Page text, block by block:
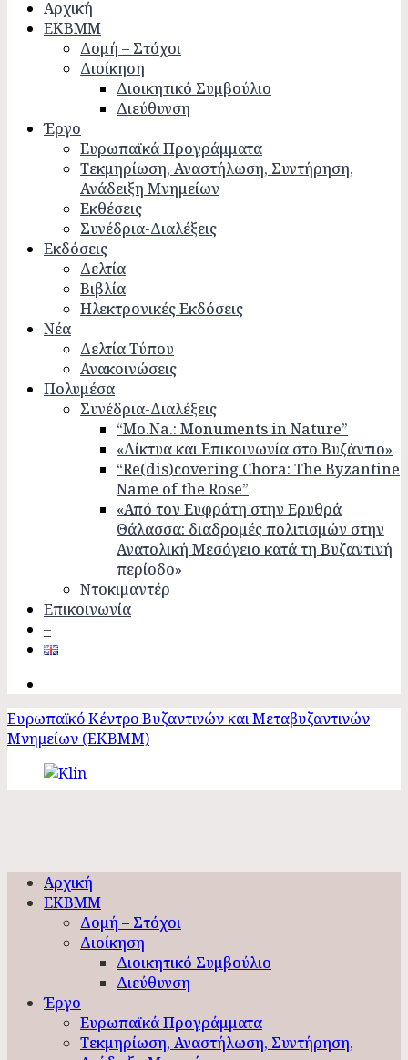
Αρχική
ΕΚΒΜΜ
Δομή – Στόχοι
Διοίκηση
Διοικητικό Συμβούλιο
Διεύθυνση
Έργο
Ευρωπαϊκά Προγράμματα
Τεκμηρίωση, Αναστήλωση, Συντήρηση,
Ανάδειξη Μνημείων
Εκθέσεις
Συνέδρια-Διαλέξεις
Εκδόσεις
Δελτία
Βιβλία
Ηλεκτρονικές Εκδόσεις
Νέα
Δελτία Τύπου
Ανακοινώσεις
Πολυμέσα
Συνέδρια-Διαλέξεις
“Mo.Na.: Monuments in Nature”
«Δίκτυα και Επικοινωνία στο Βυζάντιο»
“Re(dis)covering Chora: The Byzantine
Name of the Rose”
«Από τον Ευφράτη στην Ερυθρά
Θάλασσα: διαδρομές πολιτισμών στην
Ανατολική Μεσόγειο κατά τη Βυζαντινή
περίοδο»
Ντοκιμαντέρ
Επικοινωνία
–
Ευρωπαϊκό Κέντρο Βυζαντινών και Μεταβυζαντινών
Μνημείων (ΕΚΒΜΜ)
Αρχική
ΕΚΒΜΜ
Δομή – Στόχοι
Διοίκηση
Διοικητικό Συμβούλιο
Διεύθυνση
Έργο
Ευρωπαϊκά Προγράμματα
Τεκμηρίωση, Αναστήλωση, Συντήρηση,